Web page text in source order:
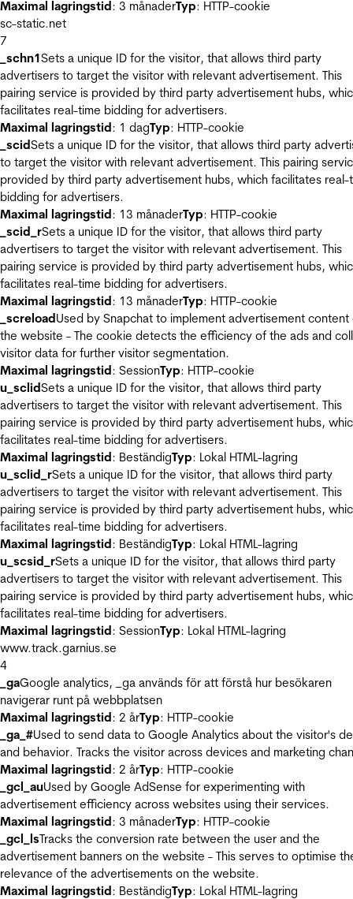
Maximal lagringstid: 3 månaderTyp: HTTP-cookie
sc-static.net
7
_schn1Sets a unique ID for the visitor, that allows third party
advertisers to target the visitor with relevant advertisement. This
pairing service is provided by third party advertisement hubs,
facilitates real-time bidding for advertisers.
Maximal lagringstid: 1 dagTyp: HTTP-cookie
_scidSets a unique ID for the visitor, that allows third party
to target the visitor with relevant advertisement. This pairing
provided by third party advertisement hubs, which facilitates real-
bidding for advertisers.
Maximal lagringstid: 13 månaderTyp: HTTP-cookie
_scid_rSets a unique ID for the visitor, that allows third party
advertisers to target the visitor with relevant advertisement. This
pairing service is provided by third party advertisement hubs,
facilitates real-time bidding for advertisers.
Maximal lagringstid: 13 månaderTyp: HTTP-cookie
_screloadUsed by Snapchat to implement advertisement content
the website - The cookie detects the efficiency of the ads and
visitor data for further visitor segmentation.
Maximal lagringstid: SessionTyp: HTTP-cookie
u_sclidSets a unique ID for the visitor, that allows third party
advertisers to target the visitor with relevant advertisement. This
pairing service is provided by third party advertisement hubs,
facilitates real-time bidding for advertisers.
Maximal lagringstid: BeständigTyp: Lokal HTML-lagring
u_sclid_rSets a unique ID for the visitor, that allows third party
advertisers to target the visitor with relevant advertisement. This
pairing service is provided by third party advertisement hubs,
facilitates real-time bidding for advertisers.
Maximal lagringstid: BeständigTyp: Lokal HTML-lagring
u_scsid_rSets a unique ID for the visitor, that allows third party
advertisers to target the visitor with relevant advertisement. This
pairing service is provided by third party advertisement hubs,
facilitates real-time bidding for advertisers.
Maximal lagringstid: SessionTyp: Lokal HTML-lagring
www.track.garnius.se
4
_gaGoogle analytics, _ga används för att förstå hur besökaren
navigerar runt på webbplatsen
Maximal lagringstid: 2 årTyp: HTTP-cookie
_ga_#Used to send data to Google Analytics about the visitor's
and behavior. Tracks the visitor across devices and marketing
Maximal lagringstid: 2 årTyp: HTTP-cookie
_gcl_auUsed by Google AdSense for experimenting with
advertisement efficiency across websites using their services.
Maximal lagringstid: 3 månaderTyp: HTTP-cookie
_gcl_lsTracks the conversion rate between the user and the
advertisement banners on the website - This serves to optimise
relevance of the advertisements on the website.
Maximal lagringstid: BeständigTyp: Lokal HTML-lagring